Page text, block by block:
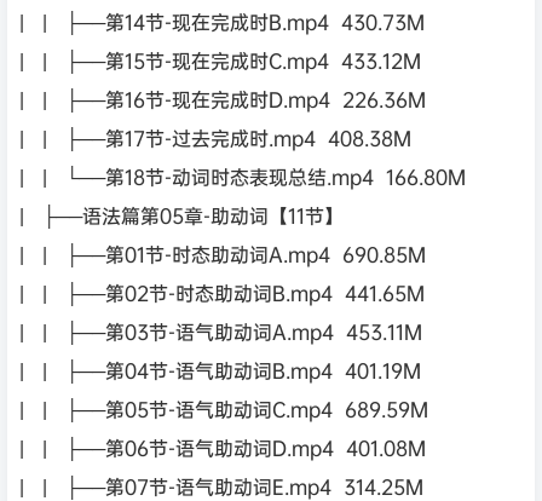
| | ├──第14节-现在完成时B.mp4 430.73M
| | ├──第15节-现在完成时C.mp4 433.12M
| | ├──第16节-现在完成时D.mp4 226.36M
| | ├──第17节-过去完成时.mp4 408.38M
| | └──第18节-动词时态表现总结.mp4 166.80M
| ├──语法篇第05章-助动词【11节】
| | ├──第01节-时态助动词A.mp4 690.85M
| | ├──第02节-时态助动词B.mp4 441.65M
| | ├──第03节-语气助动词A.mp4 453.11M
| | ├──第04节-语气助动词B.mp4 401.19M
| | ├──第05节-语气助动词C.mp4 689.59M
| | ├──第06节-语气助动词D.mp4 401.08M
| | ├──第07节-语气助动词E.mp4 314.25M